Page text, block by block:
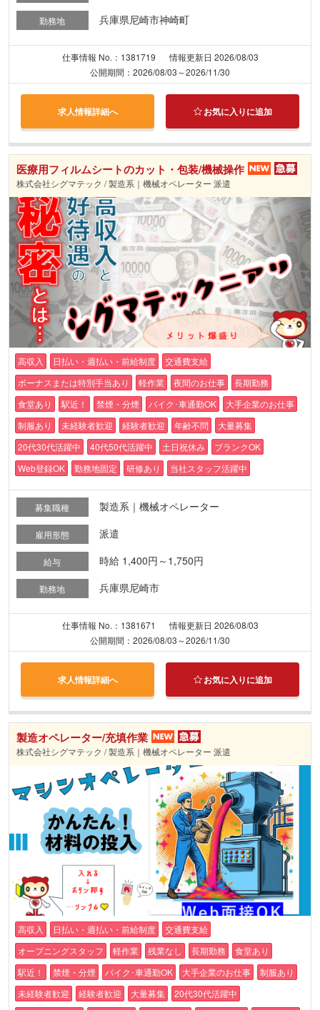
勤務地 兵庫県尼崎市神崎町
仕事情報 No.：1381719
情報更新日 2026/08/03
公開期間：2026/08/03～2026/11/30
求人情報詳細へ お気に入りに追加
医療用フィルムシートのカット・包装/機械操作
株式会社シグマテック / 製造系｜機械オペレーター 派遣
高収入 日払い・週払い・前給制度
交通費支給
ボーナスまたは特別手当あり
軽作業 夜間のお仕事
長期勤務
食堂あり
駅近！ 禁煙・分煙 バイク･車通勤OK
大手企業のお仕事
制服あり
未経験者歓迎 経験者歓迎 年齢不問
大量募集
20代30代活躍中
40代50代活躍中 土日祝休み
ブランクOK
Web登録OK
勤務地固定 研修あり 当社スタッフ活躍中
募集職種 製造系｜機械オペレーター
雇用形態 派遣
給与 時給 1,400円～1,750円
勤務地 兵庫県尼崎市
仕事情報 No.：1381671
情報更新日 2026/08/03
公開期間：2026/08/03～2026/11/30
求人情報詳細へ お気に入りに追加
製造オペレーター/充填作業
株式会社シグマテック / 製造系｜機械オペレーター 派遣
高収入 日払い・週払い・前給制度
交通費支給
オープニングスタッフ
軽作業 残業なし 長期勤務
食堂あり
駅近！
禁煙・分煙 バイク･車通勤OK 大手企業のお仕事
制服あり
未経験者歓迎
経験者歓迎 大量募集
20代30代活躍中